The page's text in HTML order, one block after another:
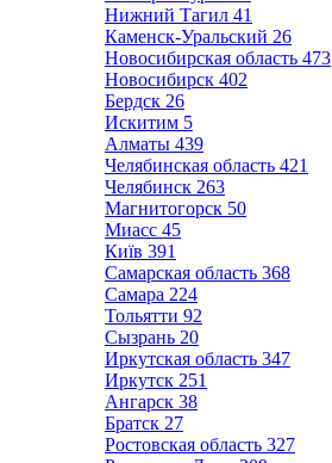
Нижний Тагил 41
Каменск-Уральский 26
Новосибирская область 473
Новосибирск 402
Бердск 26
Искитим 5
Алматы 439
Челябинская область 421
Челябинск 263
Магнитогорск 50
Миасс 45
Київ 391
Самарская область 368
Самара 224
Тольятти 92
Сызрань 20
Иркутская область 347
Иркутск 251
Ангарск 38
Братск 27
Ростовская область 327